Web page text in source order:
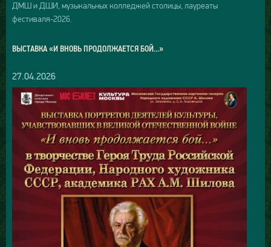
ДМШ и ДШИ, музыкальных колледжей столицы, лауреаты
фестиваля-2026.
ВЫСТАВКА «И ВНОВЬ ПРОДОЛЖАЕТСЯ БОЙ...»
27.04.2026